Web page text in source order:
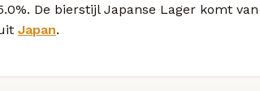
De bierstijl Japanse Lager komt
Japan.